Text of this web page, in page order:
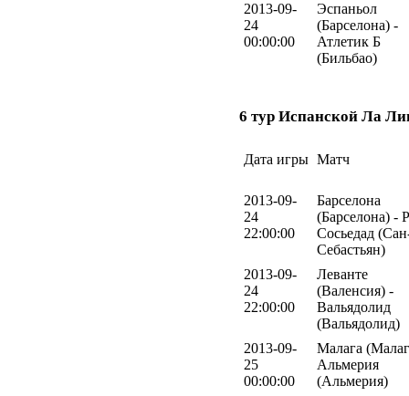
2013-09-
24
00:00:00
Эспаньол
(Барселона) -
Атлетик Б
(Бильбао)
6 тур Испанской Ла
Дата игры Матч
2013-09-
24
22:00:00
Барселона
(Барселона) -
Сосьедад
Себастьян)
2013-09-
24
22:00:00
Леванте
(Валенсия) -
Вальядолид
(Вальядолид)
2013-09-
25
00:00:00
Малага
Альмерия
(Альмерия)